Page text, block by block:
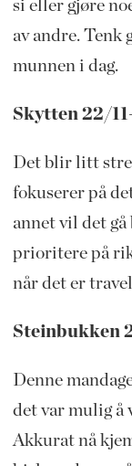
si eller gjøre
av andre. Tenk
munnen i dag.
Skytten 22/
Det blir litt
fokuserer på
annet vil det
prioritere på
når det er
Steinbukken
Denne
det var mulig å
Akkurat nå